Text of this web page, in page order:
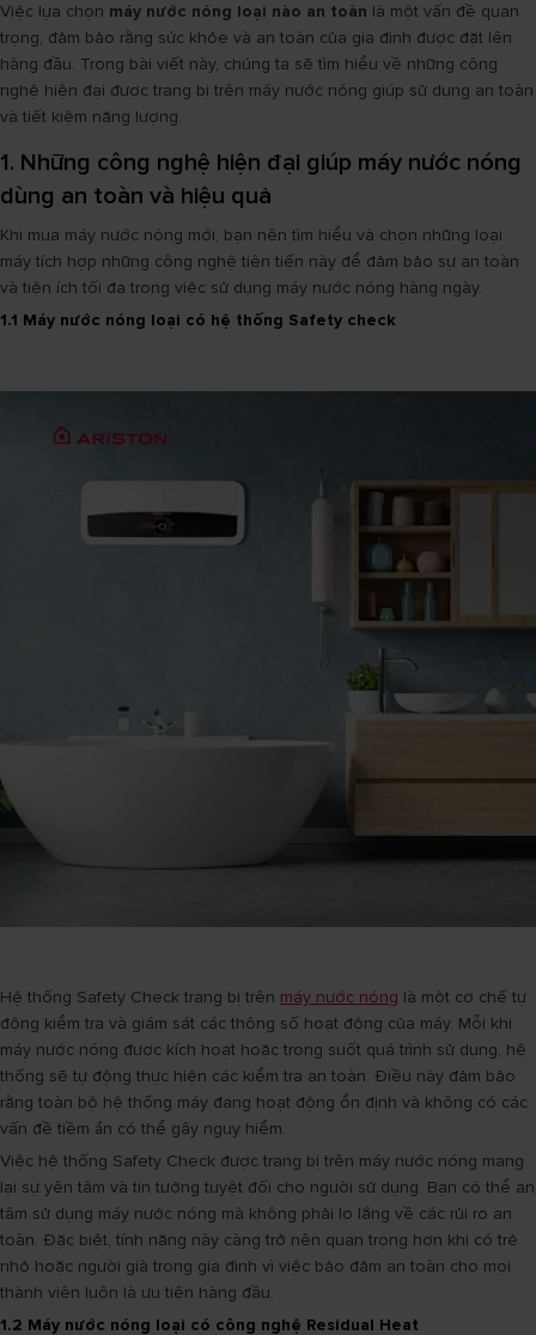
Việc lựa chọn máy nước nóng loại nào an toàn là một vấn đề quan
trọng, đảm bảo rằng sức khỏe và an toàn của gia đình được đặt lên
hàng đầu. Trong bài viết này, chúng ta sẽ tìm hiểu về những công
nghệ hiện đại được trang bị trên máy nước nóng giúp sử dụng an toàn
và tiết kiệm năng lượng.
1. Những công nghệ hiện đại giúp máy nước nóng
dùng an toàn và hiệu quả
Khi mua máy nước nóng mới, bạn nên tìm hiểu và chọn những loại
máy tích hợp những công nghệ tiên tiến này để đảm bảo sự an toàn
và tiện ích tối đa trong việc sử dụng máy nước nóng hàng ngày.
1.1 Máy nước nóng loại có hệ thống Safety check
Hệ thống Safety Check trang bị trên máy nước nóng là một cơ chế tự
động kiểm tra và giám sát các thông số hoạt động của máy. Mỗi khi
máy nước nóng được kích hoạt hoặc trong suốt quá trình sử dụng, hệ
thống sẽ tự động thực hiện các kiểm tra an toàn. Điều này đảm bảo
rằng toàn bộ hệ thống máy đang hoạt động ổn định và không có các
vấn đề tiềm ẩn có thể gây nguy hiểm.
Việc hệ thống Safety Check được trang bị trên máy nước nóng mang
lại sự yên tâm và tin tưởng tuyệt đối cho người sử dụng. Bạn có thể an
tâm sử dụng máy nước nóng mà không phải lo lắng về các rủi ro an
toàn. Đặc biệt, tính năng này càng trở nên quan trọng hơn khi có trẻ
nhỏ hoặc người già trong gia đình vì việc bảo đảm an toàn cho mọi
thành viên luôn là ưu tiên hàng đầu.
1.2 Máy nước nóng loại có công nghệ Residual Heat